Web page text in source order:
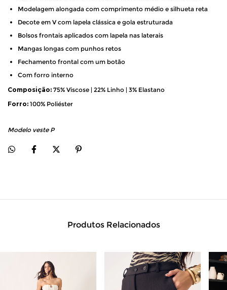
Modelagem alongada com comprimento médio e silhueta reta
Decote em V com lapela clássica e gola estruturada
Bolsos frontais aplicados com lapela nas laterais
Mangas longas com punhos retos
Fechamento frontal com um botão
Com forro interno
Composição: 75% Viscose | 22% Linho | 3% Elastano
Forro: 100% Poliéster
Modelo veste P
Produtos Relacionados